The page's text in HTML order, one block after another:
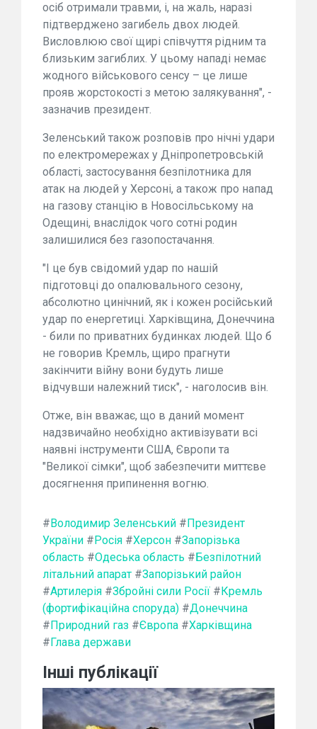
осіб отримали травми, і, на жаль, наразі
підтверджено загибель двох людей.
Висловлюю свої щирі співчуття рідним та
близьким загиблих. У цьому нападі немає
жодного військового сенсу – це лише
прояв жорстокості з метою залякування", -
зазначив президент.
Зеленський також розповів про нічні удари
по електромережах у Дніпропетровській
області, застосування безпілотника для
атак на людей у Херсоні, а також про напад
на газову станцію в Новосільському на
Одещині, внаслідок чого сотні родин
залишилися без газопостачання.
"І це був свідомий удар по нашій
підготовці до опалювального сезону,
абсолютно цинічний, як і кожен російський
удар по енергетиці. Харківщина, Донеччина
- били по приватних будинках людей. Що б
не говорив Кремль, щиро прагнути
закінчити війну вони будуть лише
відчувши належний тиск", - наголосив він.
Отже, він вважає, що в даний момент
надзвичайно необхідно активізувати всі
наявні інструменти США, Європи та
"Великої сімки", щоб забезпечити миттєве
досягнення припинення вогню.
#Володимир Зеленський #Президент
України #Росія #Херсон #Запорізька
область #Одеська область #Безпілотний
літальний апарат #Запорізький район
#Артилерія #Збройні сили Росії #Кремль
(фортифікаційна споруда) #Донеччина
#Природний газ #Європа #Харківщина
#Глава держави
Інші публікації